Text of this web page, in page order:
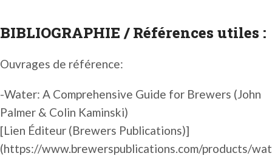
BIBLIOGRAPHIE / Références utiles :
Ouvrages de référence:
-Water: A Comprehensive Guide for Brewers (John
Palmer & Colin Kaminski)
[Lien Éditeur (Brewers Publications)]
(https://www.brewerspublications.com/products/